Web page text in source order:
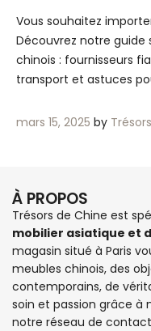
Vous souhaitez
Découvrez notre
chinois : fournisseurs
transport et astuces
mars 15, 2025 by
À PROPOS
Trésors de Chine est
mobilier asiatique et
magasin situé à Paris
meubles chinois, des
contemporains, de
soin et passion grâce à
notre réseau de